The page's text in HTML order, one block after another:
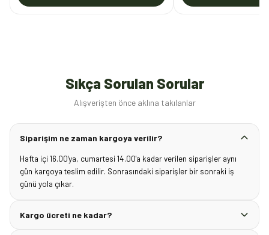
Sıkça Sorulan Sorular
Alışverişten önce aklına takılanlar
Siparişim ne zaman kargoya verilir?
Hafta içi 16.00'ya, cumartesi 14.00'a kadar verilen siparişler aynı
gün kargoya teslim edilir. Sonrasındaki siparişler bir sonraki iş
günü yola çıkar.
Kargo ücreti ne kadar?